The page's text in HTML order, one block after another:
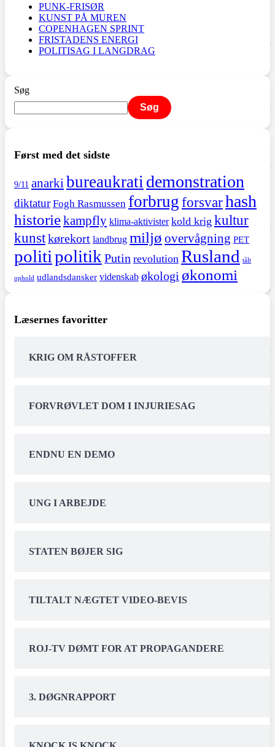
PUNK-FRISØR
KUNST PÅ MUREN
COPENHAGEN SPRINT
FRISTADENS ENERGI
POLITISAG I LANGDRAG
Søg
Søg
Først med det sidste
9/11 anarki bureaukrati demonstration
diktatur Fogh Rasmussen forbrugforsvarhash
historiekampfly klima-aktivister kold krig kultur
kunstkørekort landbrug miljø overvågning PET
politipolitik Putin revolution Rusland tålt
ophold udlandsdansker videnskab økologi økonomi
Læsernes favoritter
KRIG OM RÅSTOFFER
FORVRØVLET DOM I INJURIESAG
ENDNU EN DEMO
UNG I ARBEJDE
STATEN BØJER SIG
TILTALT NÆGTET VIDEO-BEVIS
ROJ-TV DØMT FOR AT PROPAGANDERE
3. DØGNRAPPORT